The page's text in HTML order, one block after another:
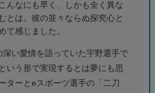
んなにも早く、しかも全く異な
とは。彼の並々ならぬ探究心と
て感じました。
深い愛情を語っていた宇野選手で
いう形で実現するとは夢にも思
ターとeスポーツ選手の「二刀